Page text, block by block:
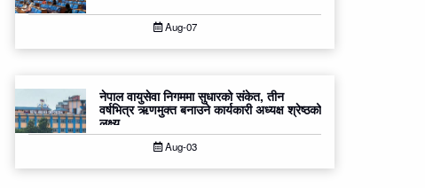
Aug-07
नेपाल वायुसेवा निगममा सुधारको संकेत, तीन
वर्षभित्र ऋणमुक्त बनाउने कार्यकारी अध्यक्ष श्रेष्ठको
लक्ष्य
Aug-03